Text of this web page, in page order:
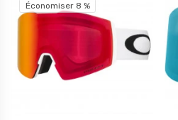
Économiser 8 %